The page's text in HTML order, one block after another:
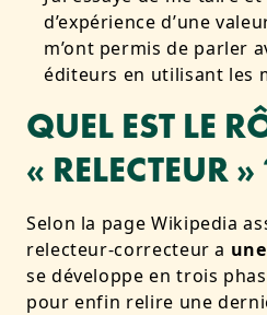
d’expérience d’une
m’ont permis de parler
éditeurs en utilisant les
QUEL EST LE
« RELECTEUR »
Selon la page Wikipedia
relecteur-correcteur a
se développe en trois
pour enfin relire une